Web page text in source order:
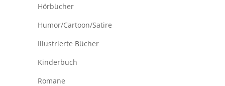
Hörbücher
Humor/Cartoon/Satire
Illustrierte Bücher
Kinderbuch
Romane